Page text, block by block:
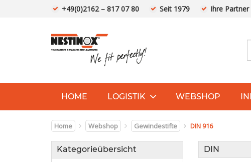
+49(0)2162 – 817 07 80 Seit 1979 Ihre
HOME LOGISTIK WEBSHOP
Home Webshop Gewindestifte DIN 916
Kategorieübersicht DIN